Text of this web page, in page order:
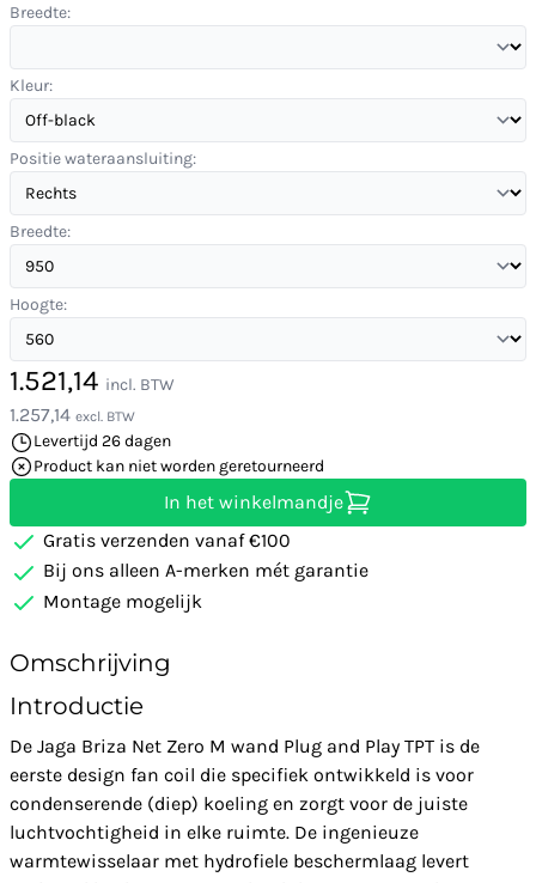
Breedte:
Kleur:
Positie wateraansluiting:
Breedte:
Hoogte:
1.521,14 incl. BTW
1.257,14 excl. BTW
Levertijd 26 dagen
Product kan niet worden geretourneerd
In het winkelmandje
Gratis verzenden vanaf €100
Bij ons alleen A-merken mét garantie
Montage mogelijk
Omschrijving
Introductie
De Jaga Briza Net Zero M wand Plug and Play TPT is de
eerste design fan coil die specifiek ontwikkeld is voor
condenserende (diep) koeling en zorgt voor de juiste
luchtvochtigheid in elke ruimte. De ingenieuze
warmtewisselaar met hydrofiele beschermlaag levert